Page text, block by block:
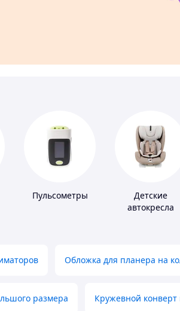
Пульсометры
Детские
автокресла
Обложка для планера на
размера Кружевной